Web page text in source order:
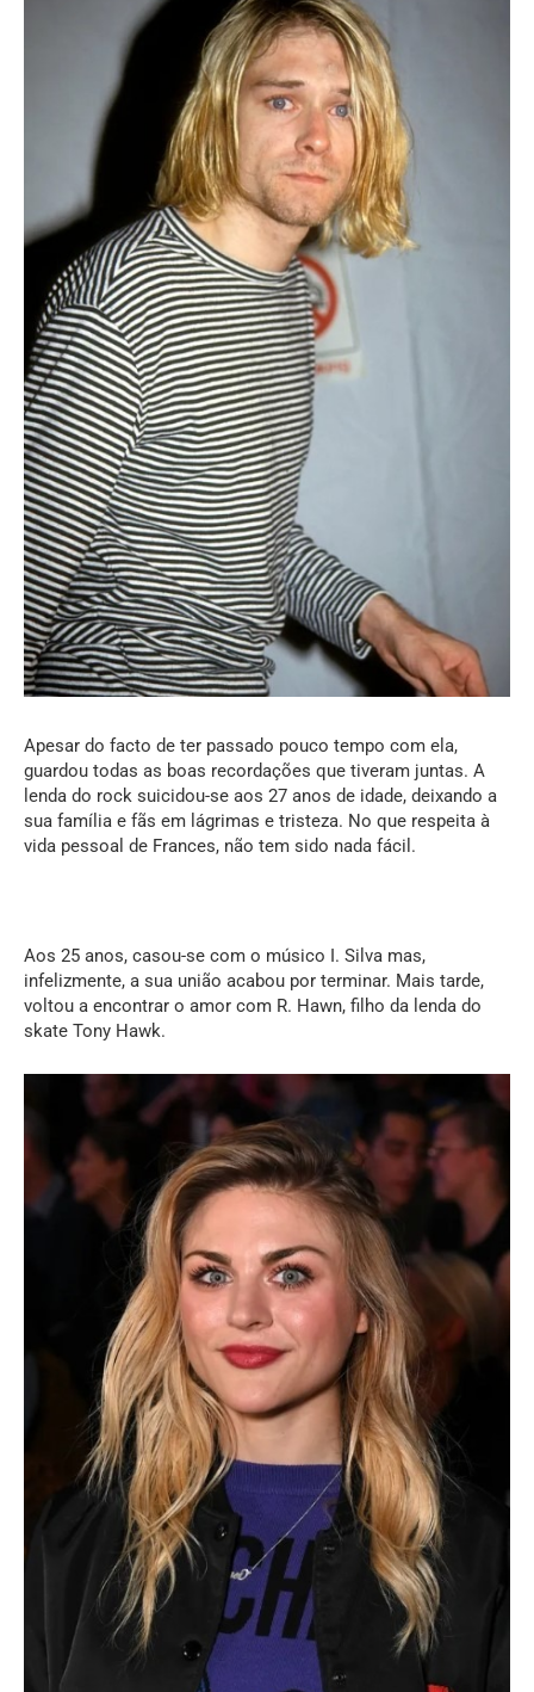
Apesar do facto de ter passado pouco tempo com ela,
guardou todas as boas recordações que tiveram juntas. A
lenda do rock suicidou-se aos 27 anos de idade, deixando a
sua família e fãs em lágrimas e tristeza. No que respeita à
vida pessoal de Frances, não tem sido nada fácil.
Aos 25 anos, casou-se com o músico I. Silva mas,
infelizmente, a sua união acabou por terminar. Mais tarde,
voltou a encontrar o amor com R. Hawn, filho da lenda do
skate Tony Hawk.